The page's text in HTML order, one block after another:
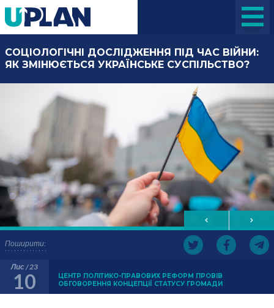
Поширити:
СОЦІОЛОГІЧНІ ДОСЛІДЖЕННЯ ПІД ЧАС ВІЙНИ:
ЯК ЗМІНЮЄТЬСЯ УКРАЇНСЬКЕ СУСПІЛЬСТВО?
Лис / 23
10
ЦЕНТР ПОЛІТИКО-ПРАВОВИХ РЕФОРМ ПРОВІВ
ОБГОВОРЕННЯ КОНЦЕПЦІЇ СТАТУСУ ГРОМАДИ